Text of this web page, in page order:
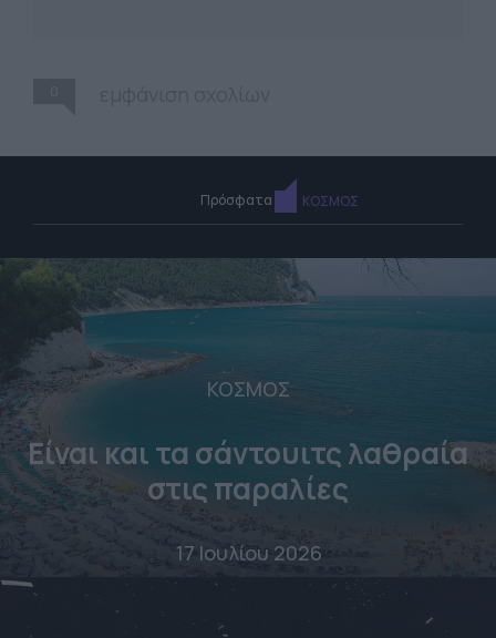
Πρόσφατα ΚΟΣΜΟΣ
ΚΟΣΜΟΣ
Είναι και τα σάντουιτς λαθραία
στις παραλίες
17 Ιουλίου 2026